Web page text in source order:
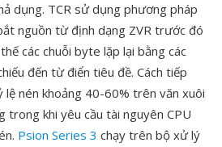
dụng. TCR sử dụng phương pháp
nguồn từ định dạng ZVR trước đó
các chuỗi byte lặp lại bằng các
đến từ điển tiêu đề. Cách tiếp
lệ nén khoảng 40-60% trên văn xuôi
trong khi yêu cầu tài nguyên CPU
Psion Series 3 chạy trên bộ xử lý